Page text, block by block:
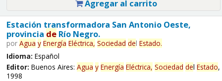
Agregar al carrito
Estación transformadora San Antonio Oeste,
provincia deRío Negro.
por Agua y Energía Eléctrica, Sociedad del Estado.
Idioma: Español
Editor: Buenos Aires: Agua y Energía Eléctrica, Sociedad del Estado,
1998